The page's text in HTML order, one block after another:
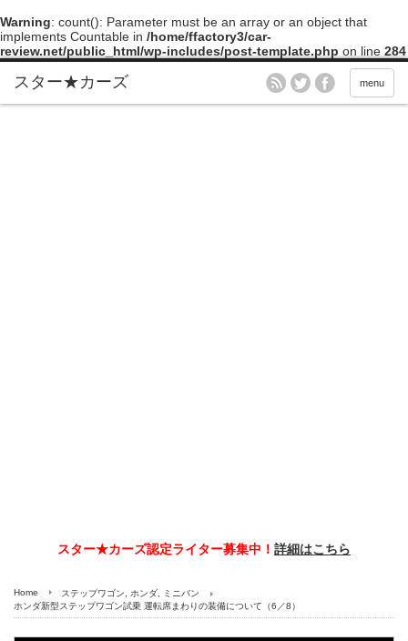
Warning: count(): Parameter must be an array or an object that
implements Countable in /home/ffactory3/car-
review.net/public_html/wp-includes/post-template.php on line 284
menu
スター★カーズ認定ライター募集中！ 詳細はこちら
Home ステップワゴン ホンダ
ミニバン
ホンダ新型ステップワゴン試乗 運転席まわりの装備について（6／8）